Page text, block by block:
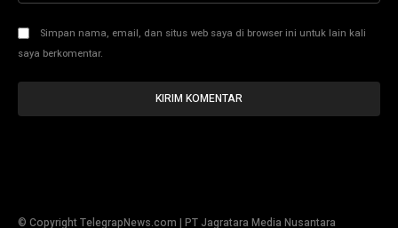
Simpan nama, email, dan situs web saya di browser ini untuk lain kali
saya berkomentar.
© Copyright TelegrapNews.com | PT Jagratara Media Nusantara